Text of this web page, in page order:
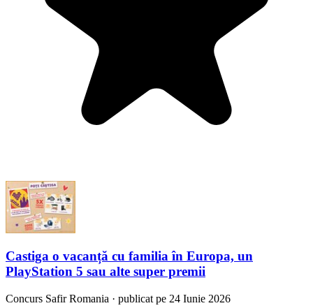
Castiga o vacanță cu familia în Europa, un
PlayStation 5 sau alte super premii
Concurs Safir Romania · publicat pe 24 Iunie 2026